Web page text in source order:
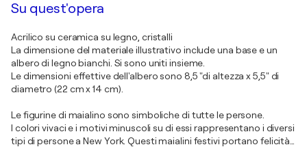
Su quest'opera
Acrilico su ceramica su legno, cristalli
La dimensione del materiale illustrativo include una base e un
albero di legno bianchi. Si sono uniti insieme.
Le dimensioni effettive dell'albero sono 8,5 "di altezza x 5,5" di
diametro (22 cm x 14 cm).
Le figurine di maialino sono simboliche di tutte le persone.
I colori vivaci e i motivi minuscoli su di essi rappresentano i diversi
tipi di persone a New York. Questi maialini festivi portano felicità